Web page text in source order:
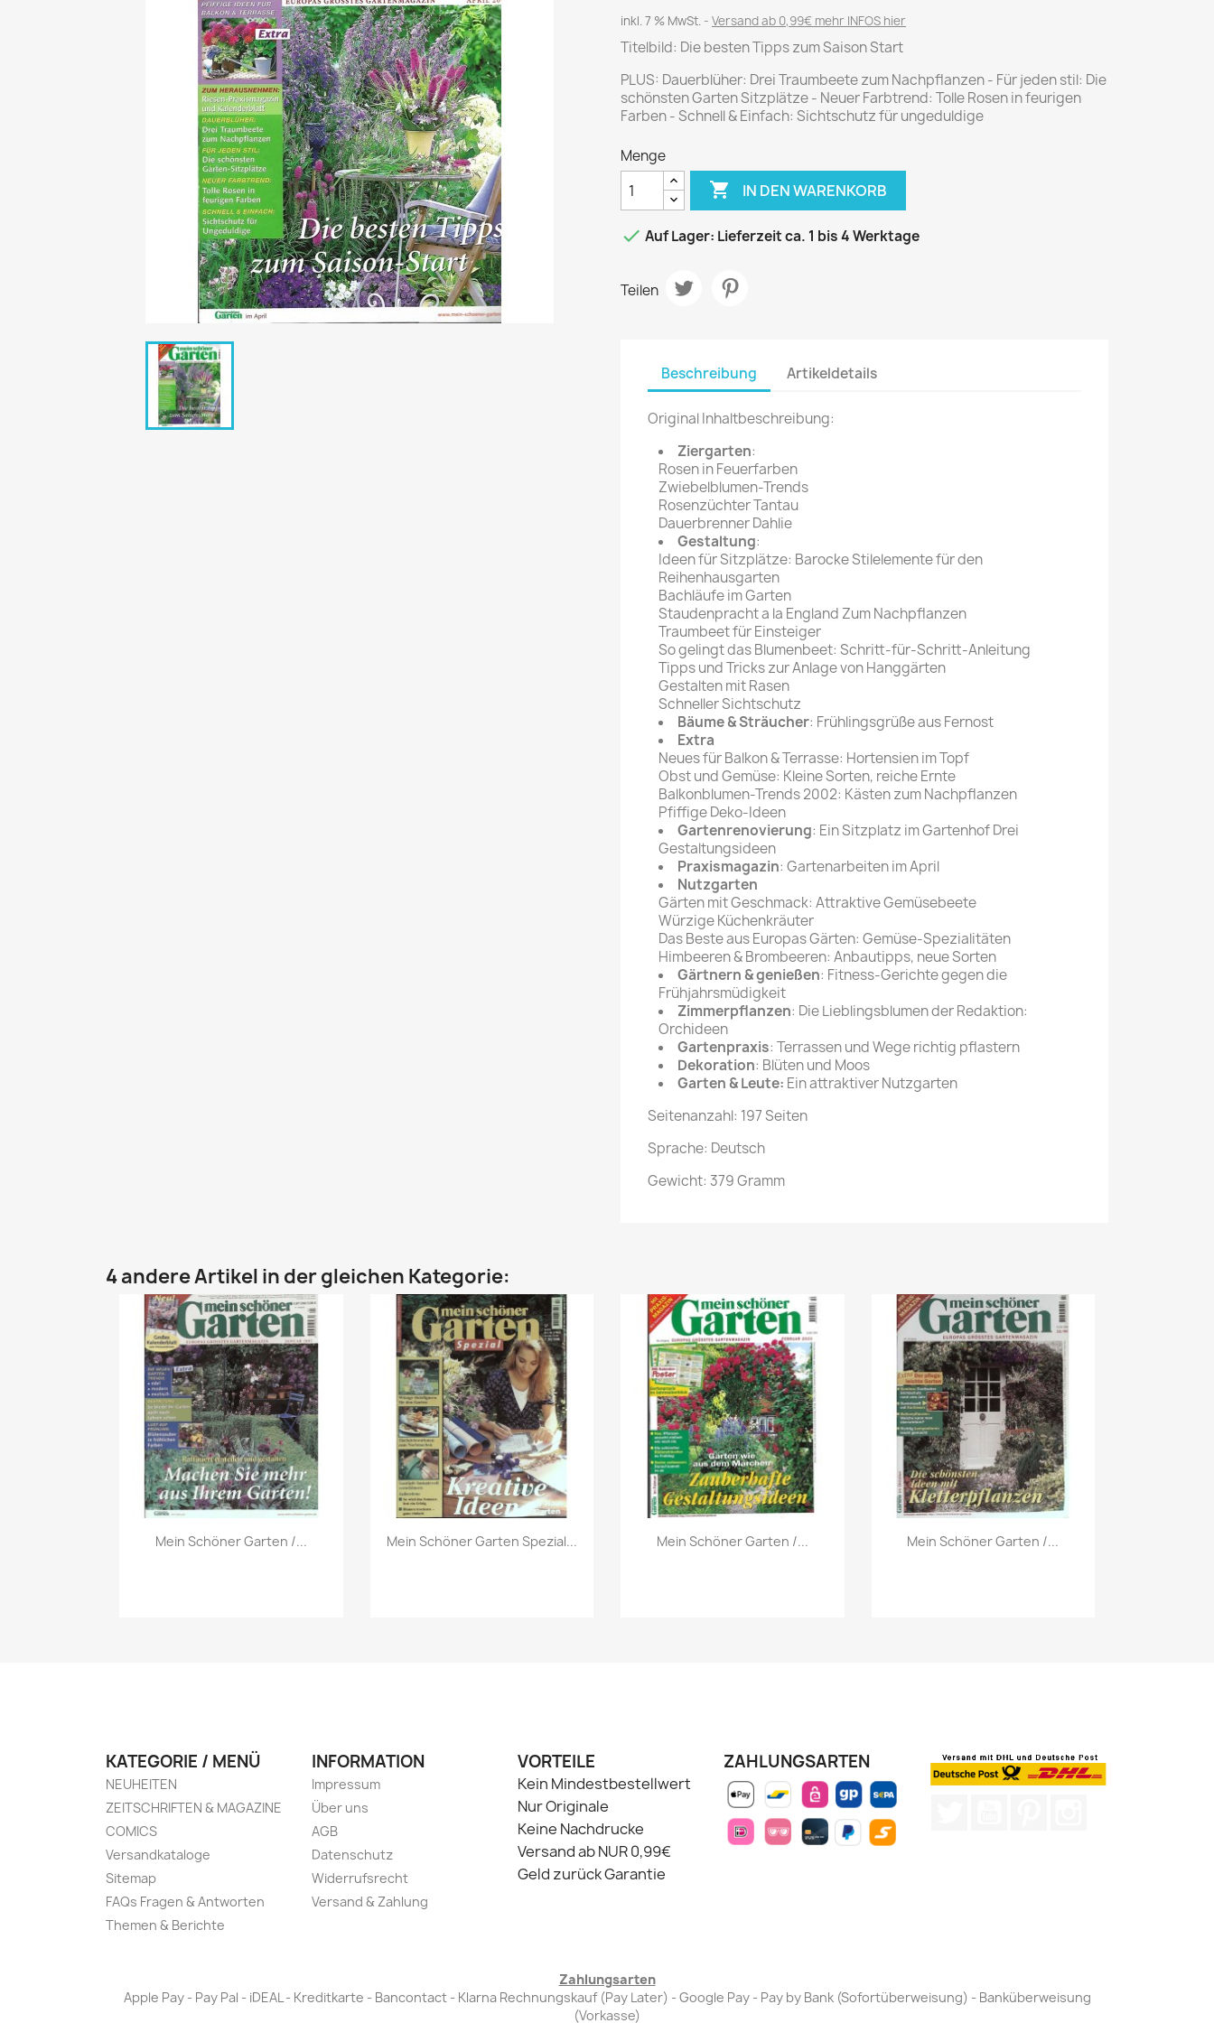
POP Rocky
Yam!
Gute Fahrt
Klassik Motorrad
MO Zeitschrift
Motor Klassik
Motorrad Zeitschrift
Oldtimer Markt
PS das Sport Motorrad
TOURENFAHRER
P.M. Biografie
PM Magazin
Unser Wald
MUSIK
Graceland
JUICE
Metal Hammer
REISE &
URLAUB
Mare
MERIAN
VERBRAUCHER
TAGES &
WOCHENZEITUNGEN
Bildzeitung
Frankfurter Allgemeine
Magazin
Frankfurter Illustrierte
SONSTIGE
Magazine
inkl. 7 % MwSt. Versand ab 0,99€ mehr INFOS hier
Titelbild: Die besten Tipps zum Saison Start
PLUS: Dauerblüher: Drei Traumbeete zum Nachpflanzen - Für jeden stil: Die
schönsten Garten Sitzplätze - Neuer Farbtrend: Tolle Rosen in feurigen
Farben - Schnell & Einfach: Sichtschutz für ungeduldige
Menge
 IN DEN WARENKORB
 Auf Lager: Lieferzeit ca. 1 bis 4 Werktage
Teilen
Beschreibung Artikeldetails
Original Inhaltbeschreibung:
Ziergarten:
Rosen in Feuerfarben
Zwiebelblumen-Trends
Rosenzüchter Tantau
Dauerbrenner Dahlie
Gestaltung:
Ideen für Sitzplätze: Barocke Stilelemente für den
Reihenhausgarten
Bachläufe im Garten
Staudenpracht a la England Zum Nachpflanzen
Traumbeet für Einsteiger
So gelingt das Blumenbeet: Schritt-für-Schritt-Anleitung
Tipps und Tricks zur Anlage von Hanggärten
Gestalten mit Rasen
Schneller Sichtschutz
Bäume & Sträucher: Frühlingsgrüße aus Fernost
Extra
Neues für Balkon & Terrasse: Hortensien im Topf
Obst und Gemüse: Kleine Sorten, reiche Ernte
Balkonblumen-Trends 2002: Kästen zum Nachpflanzen
Pfiffige Deko-Ideen
Gartenrenovierung: Ein Sitzplatz im Gartenhof Drei
Gestaltungsideen
Praxismagazin: Gartenarbeiten im April
Nutzgarten
Gärten mit Geschmack: Attraktive Gemüsebeete
Würzige Küchenkräuter
Das Beste aus Europas Gärten: Gemüse-Spezialitäten
Himbeeren & Brombeeren: Anbautipps, neue Sorten
Gärtnern & genießen: Fitness-Gerichte gegen die
Frühjahrsmüdigkeit
Zimmerpflanzen: Die Lieblingsblumen der Redaktion:
Orchideen
Gartenpraxis: Terrassen und Wege richtig pflastern
Dekoration: Blüten und Moos
Garten & Leute: Ein attraktiver Nutzgarten
Seitenanzahl: 197 Seiten
Sprache: Deutsch
Gewicht: 379 Gramm
4 andere Artikel in der gleichen Kategorie:
Vorschau
Mein Schöner Garten /... Vorschau
Mein Schöner Garten Spezial... Vorschau
Mein Schöner Garten /... Vorschau
Mein Schöner Garten /...
KATEGORIE / MENÜ
NEUHEITEN
ZEITSCHRIFTEN & MAGAZINE
COMICS
Versandkataloge
Sitemap
FAQs Fragen & Antworten
Themen & Berichte
INFORMATION
Impressum
Über uns
AGB
Datenschutz
Widerrufsrecht
Versand & Zahlung
VORTEILE
Kein Mindestbestellwert
Nur Originale
Keine Nachdrucke
Versand ab NUR 0,99€
Geld zurück Garantie
ZAHLUNGSARTEN
Zahlungsarten
Apple Pay - Pay Pal - iDEAL - Kreditkarte - Bancontact - Klarna Rechnungskauf (Pay Later) - Google Pay - Pay by Bank (Sofortüberweisung) - Banküberweisung
(Vorkasse)